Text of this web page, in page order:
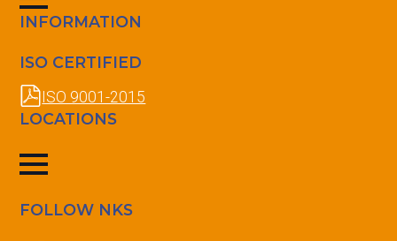
INFORMATION
ISO CERTIFIED
ISO 9001-2015
LOCATIONS
FOLLOW NKS